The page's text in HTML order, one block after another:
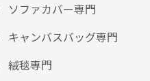
ソファカバー専門
キャンバスバッグ専門
絨毯専門